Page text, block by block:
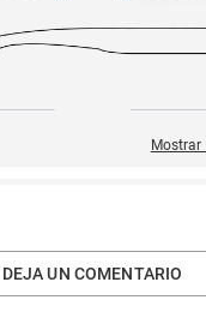
Mostrar
DEJA UN COMENTARIO